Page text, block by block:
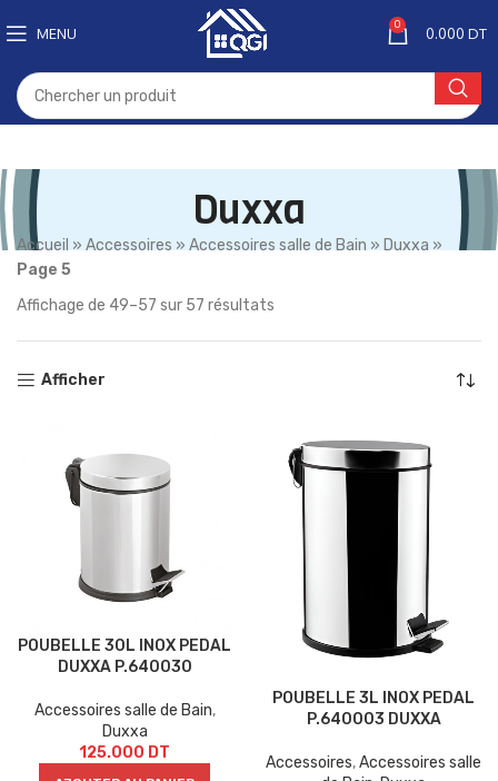
MENU 0 0.000 DT
Duxxa
Accueil » Accessoires » Accessoires salle de Bain » Duxxa »
Page 5
Affichage de 49–57 sur 57 résultats
Afficher
POUBELLE 30L INOX PEDAL
DUXXA P.640030
Accessoires salle de Bain,
Duxxa
125.000 DT
POUBELLE 3L INOX PEDAL
P.640003 DUXXA
Accessoires,Accessoires salle